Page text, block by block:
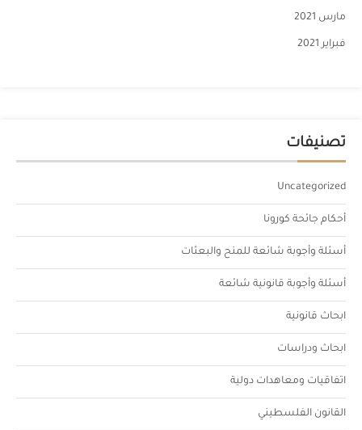
مارس 2021
فبراير 2021
تصنيفات
Uncategorized
أحكام جائحة كورونا
أسئلة وأجوبة شائعة للمنح والبعثات
أسئلة وأجوبة قانونية شائعة
ابحاث قانونية
ابحاث ودراسات
اتفاقيات ومعاهدات دولية
القانون الفلسطيني